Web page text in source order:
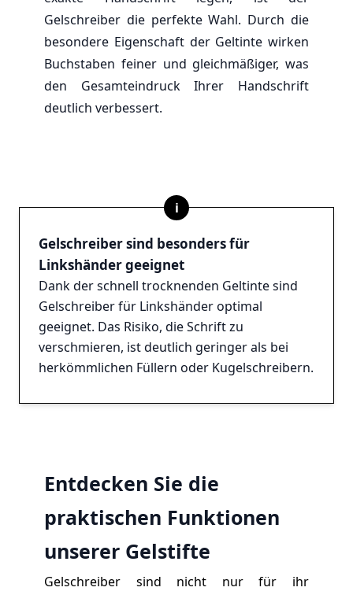
Gelschreiber die perfekte Wahl. Durch die
besondere Eigenschaft der Geltinte wirken
Buchstaben feiner und gleichmäßiger, was
den Gesamteindruck Ihrer Handschrift
deutlich verbessert.
i
Gelschreiber sind besonders für
Linkshänder geeignet
Dank der schnell trocknenden Geltinte sind
Gelschreiber für Linkshänder optimal
geeignet. Das Risiko, die Schrift zu
verschmieren, ist deutlich geringer als bei
herkömmlichen Füllern oder Kugelschreibern.
Entdecken Sie die
praktischen Funktionen
unserer Gelstifte
Gelschreiber sind nicht nur für ihr